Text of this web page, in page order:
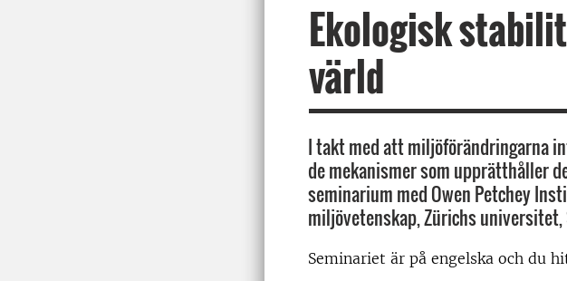
Ekologisk
värld
I takt med att miljöförändringarna
de mekanismer som upprätthåller
seminarium med Owen Petchey
miljövetenskap, Zürichs universitet,
Seminariet är på engelska och du